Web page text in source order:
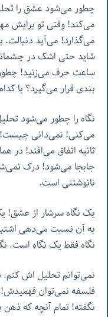
چطور می‌شود عشق را
می‌کند! وقتی تو برایش
می‌گذارد! می‌آید
شاید حتی اشک در
ساعت حرف می‌زنید!
بندی قرار می‌گیرد؟ با
نگاه را چطور می‌شود
می‌کنی! نمی‌دانی
ثانیه اتفاق می‌افتد! در
جابجا می‌شود! درک
نانوشتنی است.
یک نگاه سرشار از عشق!
به آن نسبت می‌دهی
نگاه فقط یک نگاه است.
نمی‌توانم تحلیل اش
فلسفه نمی‌توان
نگفته! تمام آنچه که